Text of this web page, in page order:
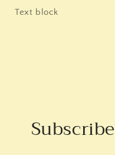
Text block